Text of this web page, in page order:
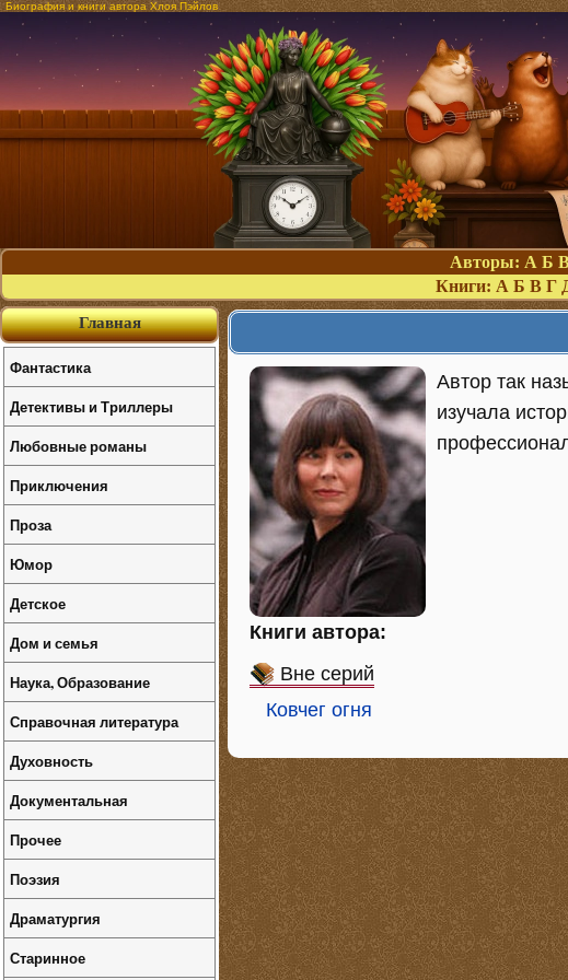
Биография и книги автора Хлоя Пэйлов
Авторы: А Б
Книги: А Б В Г
Автор так
изучала
Книги автора:
Вне серий
Ковчег огня
Главная
Фантастика
Детективы и Триллеры
Любовные романы
Приключения
Проза
Юмор
Детское
Дом и семья
Наука, Образование
Справочная литература
Духовность
Документальная
Прочее
Поэзия
Драматургия
Старинное